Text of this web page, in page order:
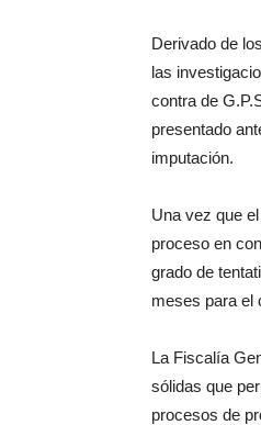
Derivado de
las
contra de
presentado
imputación.
Una vez que
proceso en
grado de
meses para el
La Fiscalía
sólidas que
procesos de